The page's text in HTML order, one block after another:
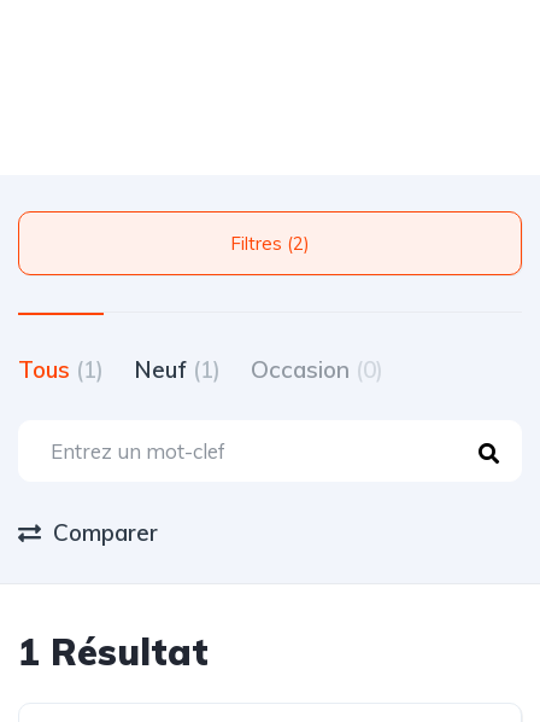
Filtres (2)
Tous (1) Neuf (1) Occasion (0)
Comparer
1 Résultat